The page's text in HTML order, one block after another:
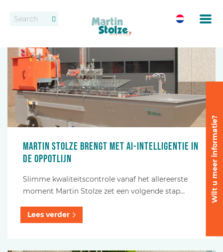
Martin Stolze brengt met AI-intelligentie in
de oppotlijn
Slimme kwaliteitscontrole vanaf het allereerste
moment Martin Stolze zet een volgende stap…
Lees verder
Wilt u meer informatie?
Rollenbanen
Oppotten
Vast transportbandensysteem
Afleveren
Afleversystemen
Dozen transport
Dealers